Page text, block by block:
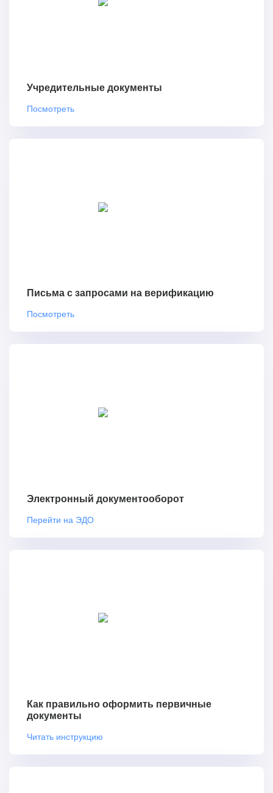
Учредительные документы
Посмотреть
Письма с запросами на верификацию
Посмотреть
Электронный документооборот
Перейти на ЭДО
Как правильно оформить первичные
документы
Читать инструкцию